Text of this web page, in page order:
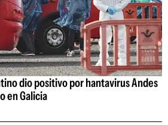
dio positivo por hantavirus Andes
en Galicia